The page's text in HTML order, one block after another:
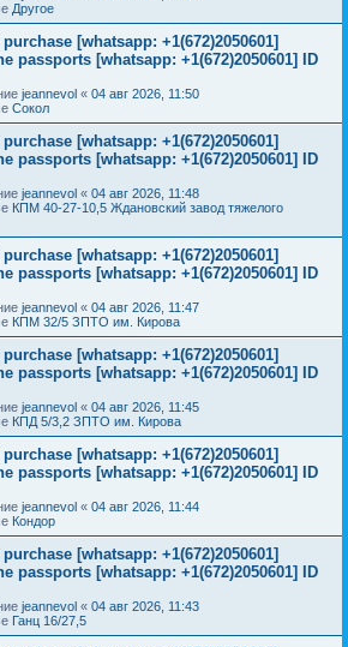
Другое
[whatsapp: +1(672)2050601]
passports [whatsapp: +1(672)2050601] ID
jeannevol « 04 авг 2026, 11:50
Сокол
[whatsapp: +1(672)2050601]
passports [whatsapp: +1(672)2050601] ID
jeannevol « 04 авг 2026, 11:48
КПМ 40-27-10,5 Ждановский завод тяжелого
[whatsapp: +1(672)2050601]
passports [whatsapp: +1(672)2050601] ID
jeannevol « 04 авг 2026, 11:47
КПМ 32/5 ЗПТО им. Кирова
[whatsapp: +1(672)2050601]
passports [whatsapp: +1(672)2050601] ID
jeannevol « 04 авг 2026, 11:45
КПД 5/3,2 ЗПТО им. Кирова
[whatsapp: +1(672)2050601]
passports [whatsapp: +1(672)2050601] ID
jeannevol « 04 авг 2026, 11:44
Кондор
[whatsapp: +1(672)2050601]
passports [whatsapp: +1(672)2050601] ID
jeannevol « 04 авг 2026, 11:43
Ганц 16/27,5